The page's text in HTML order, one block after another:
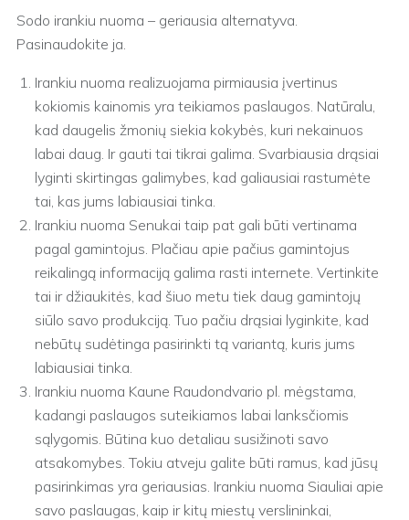
Sodo irankiu nuoma – geriausia alternatyva.
Pasinaudokite ja.
Irankiu nuoma realizuojama pirmiausia įvertinus
kokiomis kainomis yra teikiamos paslaugos. Natūralu,
kad daugelis žmonių siekia kokybės, kuri nekainuos
labai daug. Ir gauti tai tikrai galima. Svarbiausia drąsiai
lyginti skirtingas galimybes, kad galiausiai rastumėte
tai, kas jums labiausiai tinka.
Irankiu nuoma Senukai taip pat gali būti vertinama
pagal gamintojus. Plačiau apie pačius gamintojus
reikalingą informaciją galima rasti internete. Vertinkite
tai ir džiaukitės, kad šiuo metu tiek daug gamintojų
siūlo savo produkciją. Tuo pačiu drąsiai lyginkite, kad
nebūtų sudėtinga pasirinkti tą variantą, kuris jums
labiausiai tinka.
Irankiu nuoma Kaune Raudondvario pl. mėgstama,
kadangi paslaugos suteikiamos labai lanksčiomis
sąlygomis. Būtina kuo detaliau susižinoti savo
atsakomybes. Tokiu atveju galite būti ramus, kad jūsų
pasirinkimas yra geriausias. Irankiu nuoma Siauliai apie
savo paslaugas, kaip ir kitų miestų verslininkai,